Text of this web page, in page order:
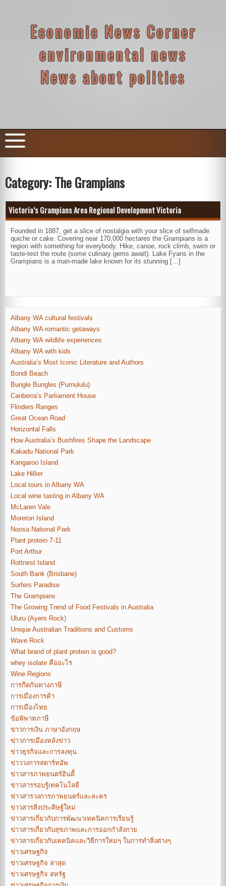
Economic News Corner
environmental news
News about politics
Category:The Grampians
Victoria’s Grampians Area Regional Development Victoria
Founded in 1887, get a slice of nostalgia with your slice of selfmade
quiche or cake. Covering near 170,000 hectares the Grampians is a
region with something for everybody. Hike, canoe, rock climb, swim or
taste-test the route (some culinary gems await). Lake Fyans in the
Grampians is a man-made lake known for its stunning […]
Albany WA cultural festivals
Albany WA romantic getaways
Albany WA wildlife experiences
Albany WA with kids
Australia’s Most Iconic Literature and Authors
Bondi Beach
Bungle Bungles (Purnululu)
Canberra’s Parliament House
Flinders Ranges
Great Ocean Road
Horizontal Falls
How Australia’s Bushfires Shape the Landscape
Kakadu National Park
Kangaroo Island
Lake Hillier
Local tours in Albany WA
Local wine tasting in Albany WA
McLaren Vale
Moreton Island
Noosa National Park
Plant protein 7-11
Port Arthur
Rottnest Island
South Bank (Brisbane)
Surfers Paradise
The Grampians
The Growing Trend of Food Festivals in Australia
Uluru (Ayers Rock)
Unique Australian Traditions and Customs
Wave Rock
What brand of plant protein is good?
whey isolate คืออะไร
Wine Regions
การกีดกันทางภาษี
การเมืองการค้า
การเมืองไทย
ข้อพิพาทภาษี
ข่าวการเงิน ภาษาอังกฤษ
ข่าวการเมืองหลังข่าว
ข่าวธุรกิจและการลงทุน
ข่าววงการสตาร์ทอัพ
ข่าวสารภาพยนตร์อินดี้
ข่าวสารรอบรู้เทคโนโลยี
ข่าวสารวงการภาพยนตร์และละคร
ข่าวสารสิ่งประดิษฐ์ใหม่
ข่าวสารเกี่ยวกับการพัฒนาเทคนิคการเรียนรู้
ข่าวสารเกี่ยวกับสุขภาพและการออกกำลังกาย
ข่าวสารเกี่ยวกับเทคนิคและวิธีการใหม่ๆ ในการทำสิ่งต่างๆ
ข่าวเศรษฐกิจ
ข่าวเศรษฐกิจ ล่าสุด
ข่าวเศรษฐกิจ สหรัฐ